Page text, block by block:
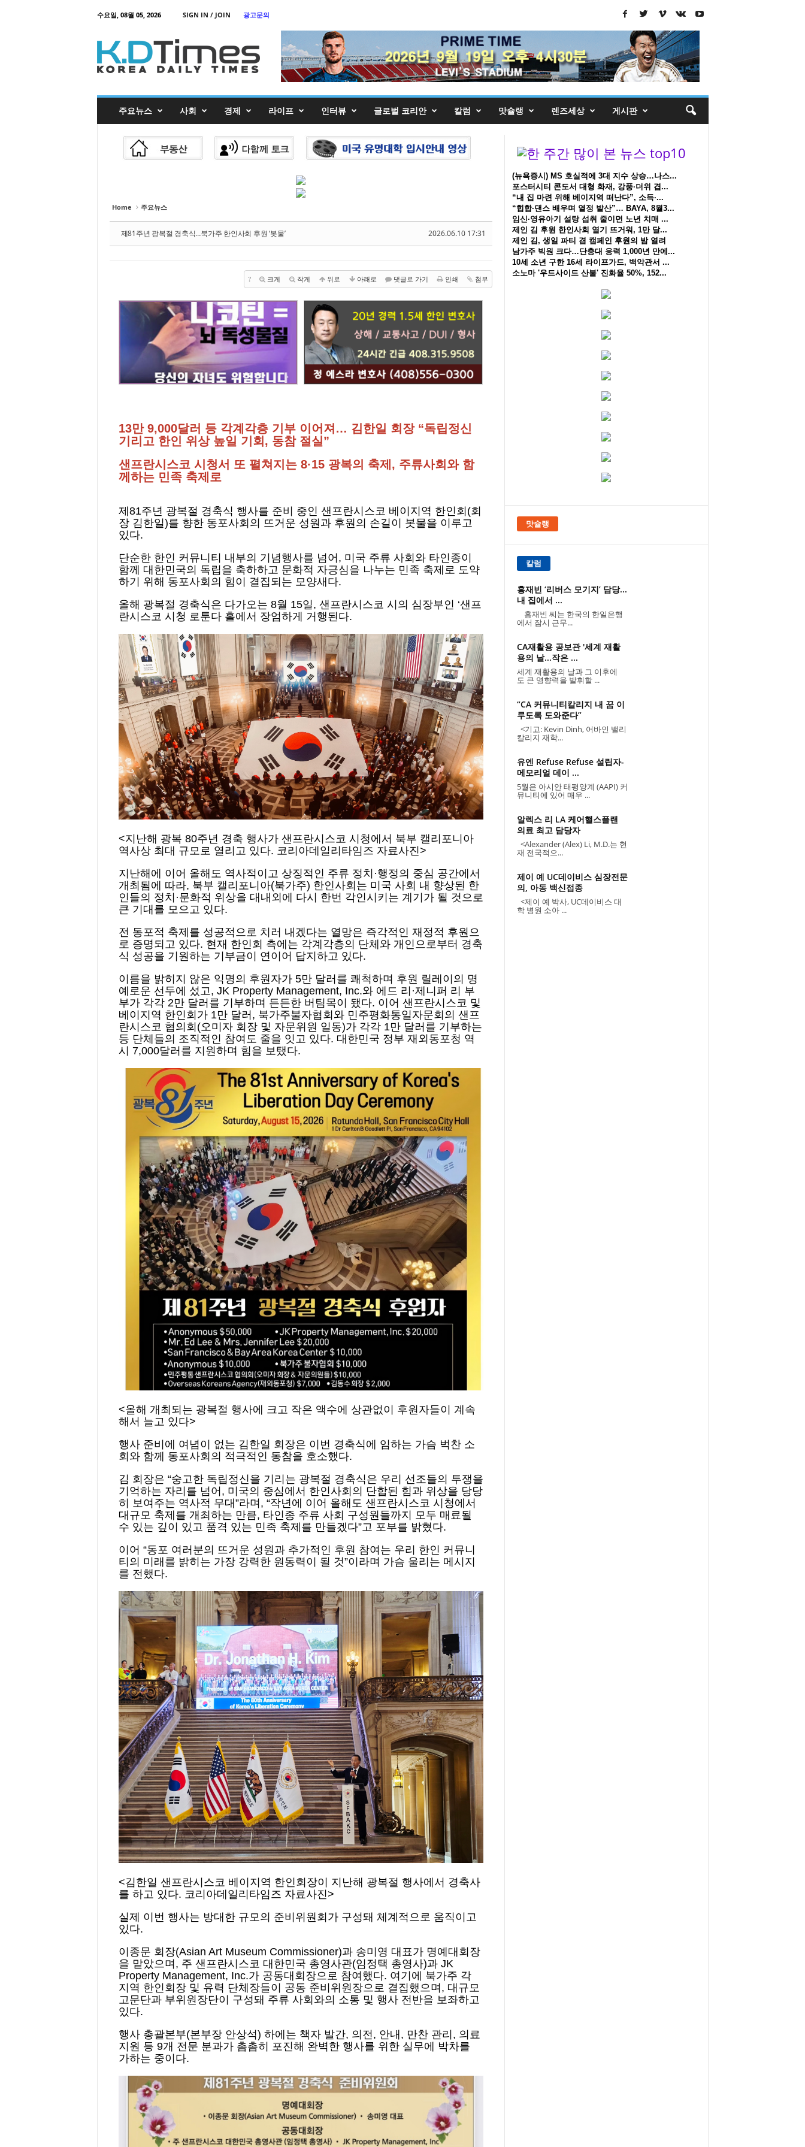
수요일, 08월 05, 2026 SIGN IN / JOIN
광고문의
r
D
a
y
e
주요뉴스 사회 경제 라이프 인터뷰 글로벌 코리안 칼럼 맛슐랭 렌즈세상 게시판
Home 주요뉴스
2026.06.10 17:31
제81주년 광복절 경축식…북가주 한인사회 후원 ‘봇물’
? 크게 작게 위로 아래로 댓글로 가기 인쇄 첨부
13만 9,000달러 등 각계각층 기부 이어져… 김한일 회장 “독립정신
기리고 한인 위상 높일 기회, 동참 절실”
샌프란시스코 시청서 또 펼쳐지는 8·15 광복의 축제, 주류사회와 함
께하는 민족 축제로
제81주년 광복절 경축식 행사를 준비 중인 샌프란시스코 베이지역 한인회(회
장 김한일)를 향한 동포사회의 뜨거운 성원과 후원의 손길이 봇물을 이루고
있다.
단순한 한인 커뮤니티 내부의 기념행사를 넘어, 미국 주류 사회와 타인종이
함께 대한민국의 독립을 축하하고 문화적 자긍심을 나누는 민족 축제로 도약
하기 위해 동포사회의 힘이 결집되는 모양새다.
올해 광복절 경축식은 다가오는 8월 15일, 샌프란시스코 시의 심장부인 ‘샌프
란시스코 시청 로툰다 홀에서 장엄하게 거행된다.
<지난해 광복 80주년 경축 행사가 샌프란시스코 시청에서 북부 캘리포니아
역사상 최대 규모로 열리고 있다. 코리아데일리타임즈 자료사진>
지난해에 이어 올해도 역사적이고 상징적인 주류 정치·행정의 중심 공간에서
개최됨에 따라, 북부 캘리포니아(북가주) 한인사회는 미국 사회 내 향상된 한
인들의 정치·문화적 위상을 대내외에 다시 한번 각인시키는 계기가 될 것으로
큰 기대를 모으고 있다.
전 동포적 축제를 성공적으로 치러 내겠다는 열망은 즉각적인 재정적 후원으
로 증명되고 있다. 현재 한인회 측에는 각계각층의 단체와 개인으로부터 경축
식 성공을 기원하는 기부금이 연이어 답지하고 있다.
이름을 밝히지 않은 익명의 후원자가 5만 달러를 쾌척하며 후원 릴레이의 명
예로운 선두에 섰고, JK Property Management, Inc.와 에드 리·제니퍼 리 부
부가 각각 2만 달러를 기부하며 든든한 버팀목이 됐다. 이어 샌프란시스코 및
베이지역 한인회가 1만 달러, 북가주불자협회와 민주평화통일자문회의 샌프
란시스코 협의회(오미자 회장 및 자문위원 일동)가 각각 1만 달러를 기부하는
등 단체들의 조직적인 참여도 줄을 잇고 있다. 대한민국 정부 재외동포청 역
시 7,000달러를 지원하며 힘을 보탰다.
<올해 개최되는 광복절 행사에 크고 작은 액수에 상관없이 후원자들이 계속
해서 늘고 있다>
행사 준비에 여념이 없는 김한일 회장은 이번 경축식에 임하는 가슴 벅찬 소
회와 함께 동포사회의 적극적인 동참을 호소했다.
김 회장은 “숭고한 독립정신을 기리는 광복절 경축식은 우리 선조들의 투쟁을
기억하는 자리를 넘어, 미국의 중심에서 한인사회의 단합된 힘과 위상을 당당
히 보여주는 역사적 무대”라며, “작년에 이어 올해도 샌프란시스코 시청에서
대규모 축제를 개최하는 만큼, 타인종 주류 사회 구성원들까지 모두 매료될
수 있는 깊이 있고 품격 있는 민족 축제를 만들겠다”고 포부를 밝혔다.
이어 “동포 여러분의 뜨거운 성원과 추가적인 후원 참여는 우리 한인 커뮤니
티의 미래를 밝히는 가장 강력한 원동력이 될 것”이라며 가슴 울리는 메시지
를 전했다.
<김한일 샌프란시스코 베이지역 한인회장이 지난해 광복절 행사에서 경축사
를 하고 있다. 코리아데일리타임즈 자료사진>
실제 이번 행사는 방대한 규모의 준비위원회가 구성돼 체계적으로 움직이고
있다.
이종문 회장(Asian Art Museum Commissioner)과 송미영 대표가 명예대회장
을 맡았으며, 주 샌프란시스코 대한민국 총영사관(임정택 총영사)과 JK
Property Management, Inc.가 공동대회장으로 참여했다. 여기에 북가주 각
지역 한인회장 및 유력 단체장들이 공동 준비위원장으로 결집했으며, 대규모
고문단과 부위원장단이 구성돼 주류 사회와의 소통 및 행사 전반을 보좌하고
있다.
행사 총괄본부(본부장 안상석) 하에는 책자 발간, 의전, 안내, 만찬 관리, 의료
지원 등 9개 전문 분과가 촘촘히 포진해 완벽한 행사를 위한 실무에 박차를
가하는 중이다.
(뉴욕증시) MS 호실적에 3대 지수 상승…나스...
포스터시티 콘도서 대형 화재, 강풍·더위 겹...
“내 집 마련 위해 베이지역 떠난다”, 소득·...
“힙합·댄스 배우며 열정 발산”… BAYA, 8월3...
임신·영유아기 설탕 섭취 줄이면 노년 치매 ...
제인 김 후원 한인사회 열기 뜨거워, 1만 달...
제인 김, 생일 파티 겸 캠페인 후원의 밤 열려
남가주 빅원 크다…단층대 응력 1,000년 만에...
10세 소년 구한 16세 라이프가드, 백악관서 ...
소노마 '우드사이드 산불' 진화율 50%, 152...
맛슐랭
칼럼
홍재빈 ‘리버스 모기지’ 담당...
내 집에서 ...
홍재빈 씨는 한국의 한일은행
에서 잠시 근무...
CA재활용 공보관 '세계 재활
용의 날...작은 ...
세계 재활용의 날과 그 이후에
도 큰 영향력을 발휘할 ...
“CA 커뮤니티칼리지 내 꿈 이
루도록 도와준다”
<기고: Kevin Dinh, 어바인 밸리
칼리지 재학...
유엔 Refuse Refuse 설립자-
메모리얼 데이 ...
5월은 아시안 태평양계 (AAPI) 커
뮤니티에 있어 매우 ...
알렉스 리 LA 케어핼스플랜
의료 최고 담당자
<Alexander (Alex) Li, M.D.는 현
재 전국적으...
제이 예 UC데이비스 심장전문
의, 아동 백신접종
<제이 예 박사, UC데이비스 대
학 병원 소아 ...
스케치북5
Sketchbook5,
스케치북5